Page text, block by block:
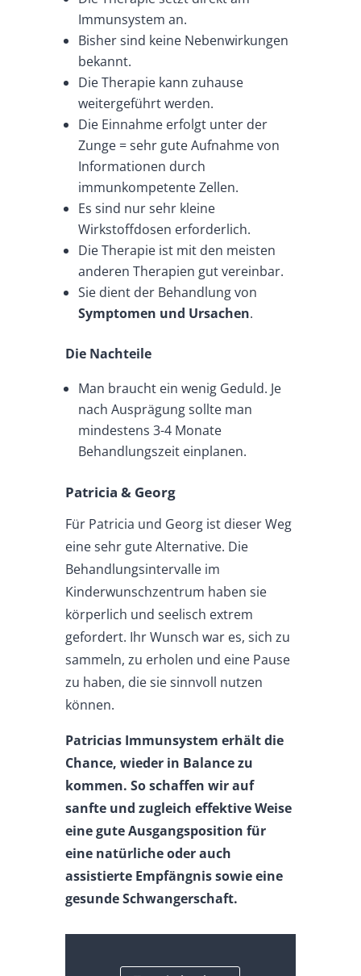
Immunsystem an.
Bisher sind keine Nebenwirkungen
bekannt.
Die Therapie kann zuhause
weitergeführt werden.
Die Einnahme erfolgt unter der
Zunge = sehr gute Aufnahme von
Informationen durch
immunkompetente Zellen.
Es sind nur sehr kleine
Wirkstoffdosen erforderlich.
Die Therapie ist mit den meisten
anderen Therapien gut vereinbar.
Sie dient der Behandlung von
Symptomen und Ursachen.
Die Nachteile
Man braucht ein wenig Geduld. Je
nach Ausprägung sollte man
mindestens 3-4 Monate
Behandlungszeit einplanen.
Patricia & Georg
Für Patricia und Georg ist dieser Weg
eine sehr gute Alternative. Die
Behandlungsintervalle im
Kinderwunschzentrum haben sie
körperlich und seelisch extrem
gefordert. Ihr Wunsch war es, sich zu
sammeln, zu erholen und eine Pause
zu haben, die sie sinnvoll nutzen
können.
Patricias Immunsystem erhält die
Chance, wieder in Balance zu
kommen. So schaffen wir auf
sanfte und zugleich effektive Weise
eine gute Ausgangsposition für
eine natürliche oder auch
assistierte Empfängnis sowie eine
gesunde Schwangerschaft.